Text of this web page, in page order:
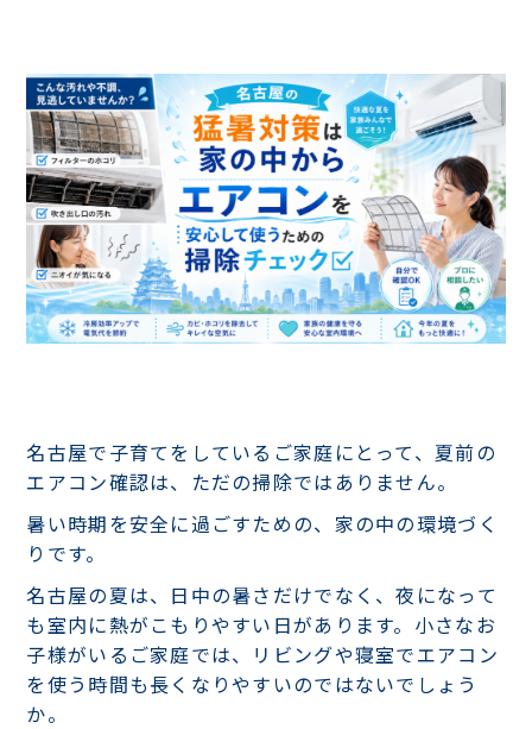
名古屋で子育てをしているご家庭にとって、夏前の
エアコン確認は、ただの掃除ではありません。
暑い時期を安全に過ごすための、家の中の環境づく
りです。
名古屋の夏は、日中の暑さだけでなく、夜になって
も室内に熱がこもりやすい日があります。小さなお
子様がいるご家庭では、リビングや寝室でエアコン
を使う時間も長くなりやすいのではないでしょう
か。